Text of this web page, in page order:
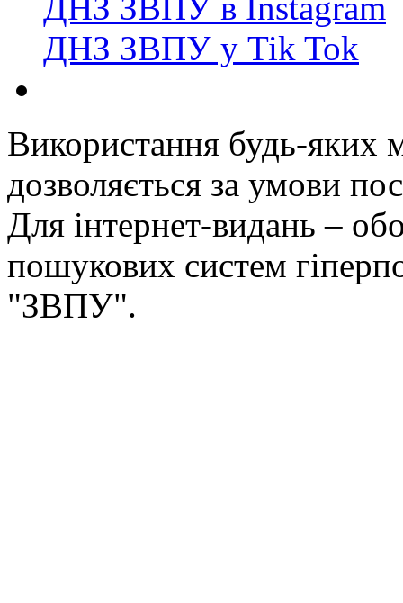
ДНЗ ЗВПУ у Tik Tok
Використання будь-яких
дозволяється за умови
Для інтернет-видань –
пошукових систем
"ЗВПУ".